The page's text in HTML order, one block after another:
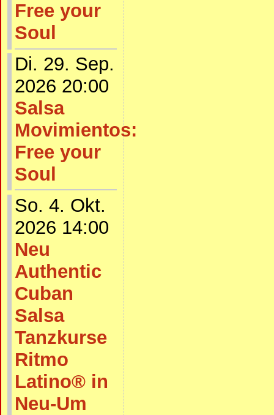
Free your
Soul
Di. 29. Sep.
2026 20:00
Salsa
Movimientos:
Free your
Soul
So. 4. Okt.
2026 14:00
Neu
Authentic
Cuban
Salsa
Tanzkurse
Ritmo
Latino® in
Neu-Um